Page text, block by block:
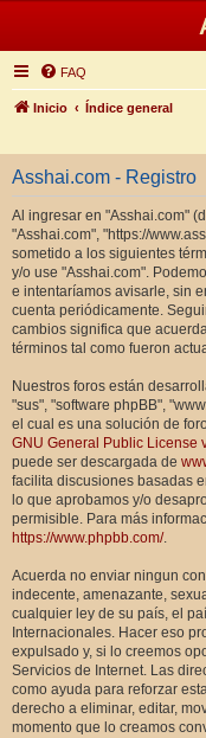
FAQ
Inicio Índice general
Asshai.com - Registro
Al ingresar en "Asshai.com"
"Asshai.com", "https://
sometido a los siguientes
y/o use "Asshai.com".
e intentaríamos avisarle, sin
cuenta periódicamente.
cambios significa que
términos tal como fueron
Nuestros foros están
"sus", "software phpBB",
el cual es una solución de
GNU General Public License
puede ser descargada de
facilita discusiones basadas
lo que aprobamos y/o
permisible. Para más
https://www.phpbb.com/.
Acuerda no enviar ningun
indecente, amenazante,
cualquier ley de su país, el
Internacionales. Hacer eso
expulsado y, si lo creemos
Servicios de Internet. Las
como ayuda para reforzar
derecho a eliminar, editar,
momento que lo creamos